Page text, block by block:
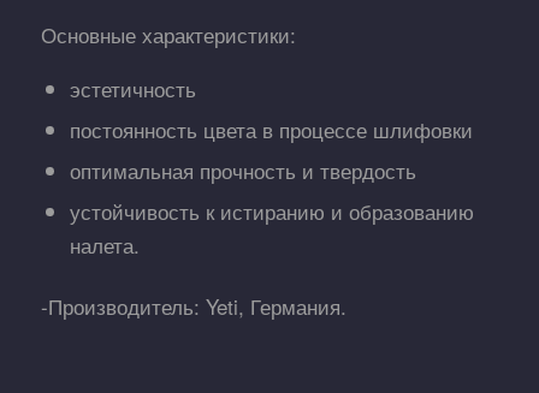
Основные характеристики:
эстетичность
постоянность цвета в процессе шлифовки
оптимальная прочность и твердость
устойчивость к истиранию и образованию
налета.
-Производитель: Yeti, Германия.